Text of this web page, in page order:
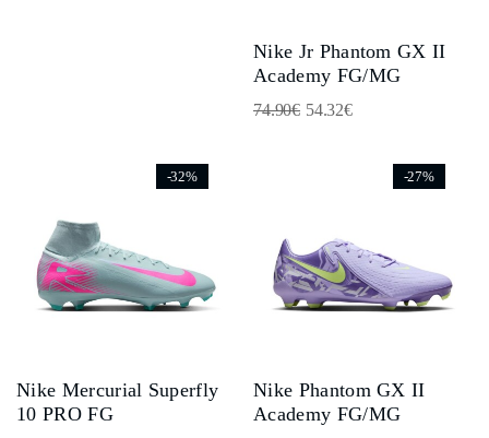
Nike Jr Phantom GX II
Academy FG/MG
74.90€ 54.32€
-32%
Nike Mercurial Superfly
10 PRO FG
-27%
Nike Phantom GX II
Academy FG/MG